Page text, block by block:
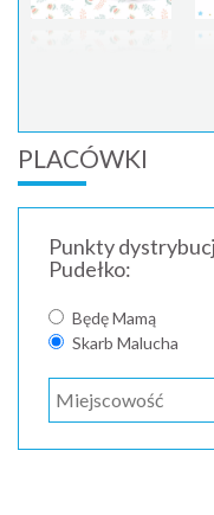
PLACÓWKI
Punkty
Pudełko:
Będę Mamą
Skarb Malucha